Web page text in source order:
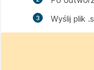
Wyślij plik